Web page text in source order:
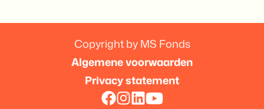
Copyright by MS Fonds
Algemene voorwaarden
Privacy statement